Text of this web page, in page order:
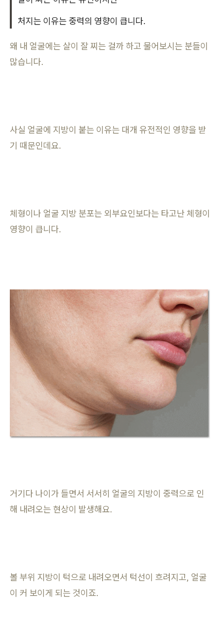
처지는 이유는 중력의 영향이 큽니다.
왜 내 얼굴에는 살이 잘 찌는 걸까 하고 물어보시는 분들이
많습니다.
사실 얼굴에 지방이 붙는 이유는 대개 유전적인 영향을 받
기 때문인데요.
체형이나 얼굴 지방 분포는 외부요인보다는 타고난 체형이
영향이 큽니다.
거기다 나이가 들면서 서서히 얼굴의 지방이 중력으로 인
해 내려오는 현상이 발생해요.
볼 부위 지방이 턱으로 내려오면서 턱선이 흐려지고, 얼굴
이 커 보이게 되는 것이죠.